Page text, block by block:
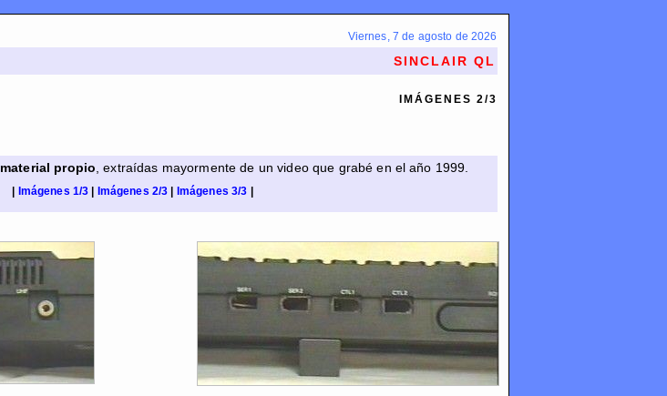
Viernes, 7 de agosto de 2026
SINCLAIR QL
IMÁGENES 2/3
material propio , extraídas mayormente de un video que grabé en el año 1999.
Imágenes 1/3 Imágenes 2/3 Imágenes 3/3